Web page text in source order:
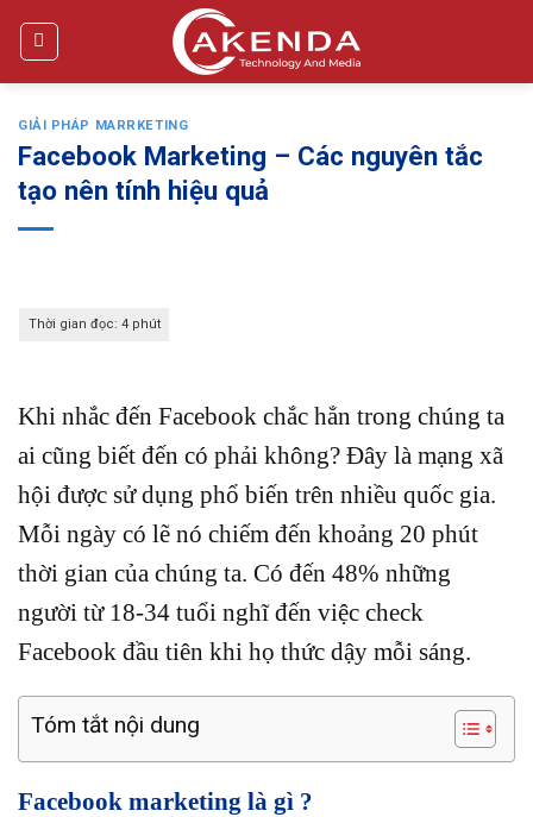
GIẢI PHÁP MARRKETING
Facebook Marketing – Các nguyên tắc
tạo nên tính hiệu quả
Khi nhắc đến Facebook chắc hẳn trong chúng ta
ai cũng biết đến có phải không? Đây là mạng xã
hội được sử dụng phổ biến trên nhiều quốc gia.
Mỗi ngày có lẽ nó chiếm đến khoảng 20 phút
thời gian của chúng ta. Có đến 48% những
người từ 18-34 tuổi nghĩ đến việc check
Facebook đầu tiên khi họ thức dậy mỗi sáng.
Tóm tắt nội dung
Facebook marketing là gì ?